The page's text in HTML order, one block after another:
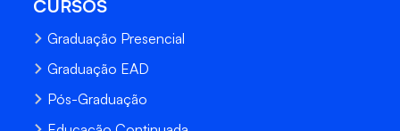
CURSOS
Graduação Presencial
Graduação EAD
Pós-Graduação